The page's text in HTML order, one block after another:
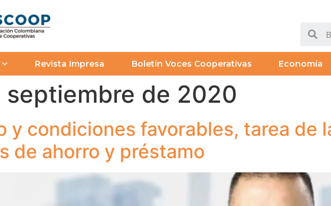
Revista Impresa Boletín Voces Cooperativas Economía
septiembre de 2020
y condiciones favorables, tarea de
de ahorro y préstamo